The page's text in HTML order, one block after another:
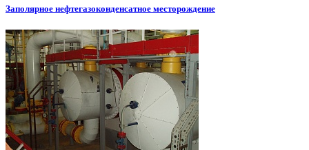
Заполярное нефтегазоконденсатное месторождение